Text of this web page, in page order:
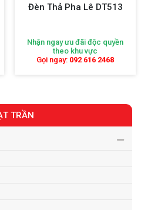
Đèn Thả Pha Lê DT513
Nhận ngay ưu đãi độc quyền
theo khu vực
Gọi ngay: 092 616 2468
TRẦN